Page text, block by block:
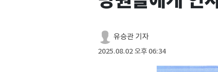
유승관 기자
2025.08.02 오후 06:34